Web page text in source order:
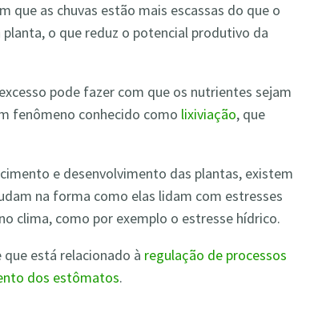
que as chuvas estão mais escassas do que o
o que reduz o potencial produtivo da
pode fazer com que os nutrientes sejam
fenômeno conhecido como lixiviação, que
e desenvolvimento das plantas, existem
na forma como elas lidam com estresses
clima, como por exemplo o estresse hídrico.
está relacionado à regulação de processos
dos estômatos.